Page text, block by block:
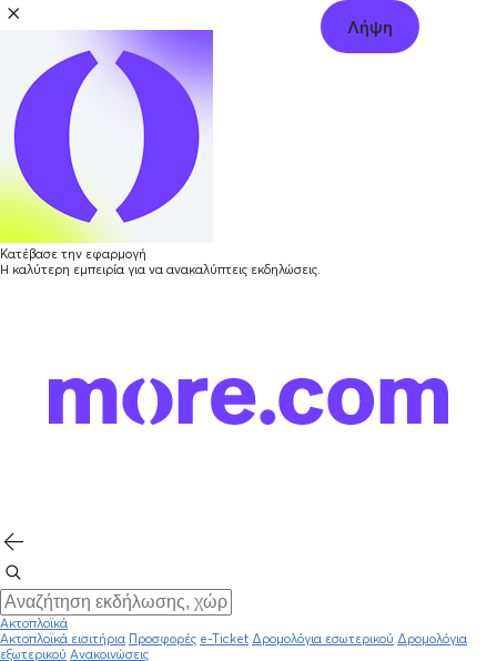
Κατέβασε την εφαρμογή
Η καλύτερη εμπειρία για να ανακαλύπτεις εκδηλώσεις.
Λήψη
Ακτοπλοϊκά
Ακτοπλοϊκά εισιτήρια Προσφορές e-Ticket Δρομολόγια εσωτερικού Δρομολόγια
εξωτερικού Ανακοινώσεις